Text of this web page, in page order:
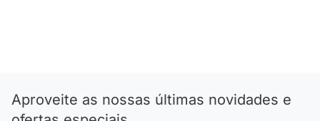
Aproveite as nossas últimas novidades e